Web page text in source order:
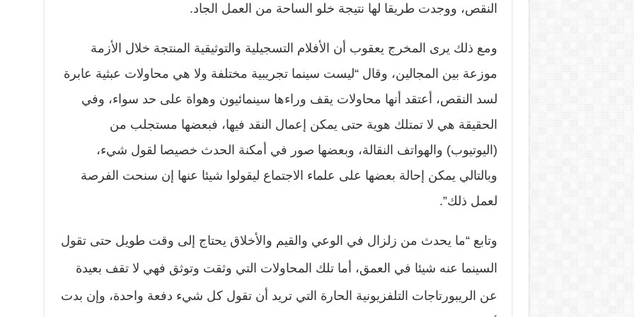
النقص، ووجدت طريقا لها نتيجة خلو الساحة من العمل الجاد.
ومع ذلك يرى المخرج يعقوب أن الأفلام التسجيلية والتوثيقية المنتجة خلال الأزمة
موزعة بين المجالين، وقال “ليست سينما تجريبية مختلفة ولا هي محاولات عبثية عابرة
لسد النقص، أعتقد أنها محاولات يقف وراءها سينمائيون وهواة على حد سواء، وفي
الحقيقة هي لا تمتلك هوية حتى يمكن إعمال النقد فيها، فبعضها مستجلب من
(اليوتيوب) والهواتف النقالة، وبعضها صور في أمكنة الحدث خصيصا لقول شيء،
وبالتالي يمكن إحالة بعضها على علماء الاجتماع ليقولوا شيئا عنها إن سنحت الفرصة
لعمل ذلك”.
وتابع “ما يحدث من زلزال في الوعي والقيم والأخلاق يحتاج إلى وقت طويل حتى تقول
السينما عنه شيئا في العمق، أما تلك المحاولات التي وثقت وتوثق فهي لا تقف بعيدة
عن الريبورتاجات التلفزيونية الحارة التي تريد أن تقول كل شيء دفعة واحدة، وإن بدت